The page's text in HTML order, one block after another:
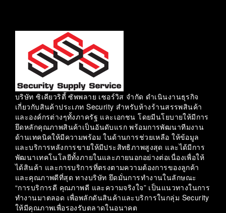
บริษัท ซิเคียวริตี้ ซัพพลาย เซอร์วิส จำกัด ดำเนินงานธุรกิจ
เกี่ยวกับสินค้าประเภท Security สำหรับห้างร้านสรรพสินค้า
และองค์กรต่างๆทั้งภาครัฐ และเอกชน โดยมีนโยบายให้มีการ
ยึดหลักคุณภาพสินค้าเป็นอันดับแรก พร้อมการพัฒนาทีมงาน
ด้านเทคนิคให้มีความพร้อม ในด้านการช่วยเหลือ ให้ข้อมูล
และบริการหลังการขายให้มีประสิทธิภาพสูงสุด และได้มีการ
พัฒนาเทคโนโลยีทั้งภายในและภายนอกอย่างต่อเนื่องเพื่อให้
ได้สินค้า และการบริการที่ตรงตามความต้องการของลูกค้า
และคุณภาพดีที่สุด ทางบริษัท ยึดมั่นการทำงานในลักษณะ
“การบริการดี คุณภาพดี และความจริงใจ” เป็นแนวทางในการ
ทำงานมาตลอด เพื่อพลักดันสินค้าและบริการในกลุ่ม Security
ให้มีคุณภาพเพื่อรองรับตลาดในอนาคต